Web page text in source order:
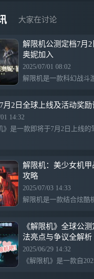
大家在讨论
解限机公测定档7月
奥妮加入
2025/07/01 08:02
月2日全球上线及活动奖励
14:32
解限机：美少女机
攻略
2025/07/03 14:33
《解限机》全球公
法亮点与争议全解析
2025/06/29 14:32